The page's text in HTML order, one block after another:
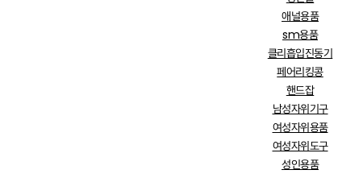
애널용품
sm용품
클리흡입진동기
페어리킹콩
핸드잡
남성자위기구
여성자위용품
여성자위도구
성인용품